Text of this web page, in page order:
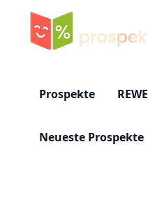
Prospekte REWE
Neueste Prospekte